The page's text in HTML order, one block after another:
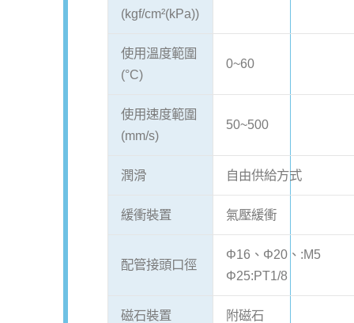
(kgf/cm²(kPa))
使用溫度範圍
(°C)
0~60
使用速度範圍
(mm/s)
50~500
潤滑 自由供給方式
緩衝裝置 氣壓緩衝
配管接頭口徑
Φ16、Φ20、:M5
Φ25:PT1/8
磁石裝置 附磁石